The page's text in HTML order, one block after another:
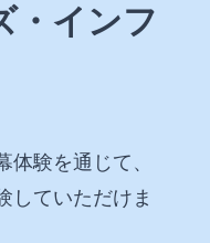
・インフ
験を通じて、
していただけま